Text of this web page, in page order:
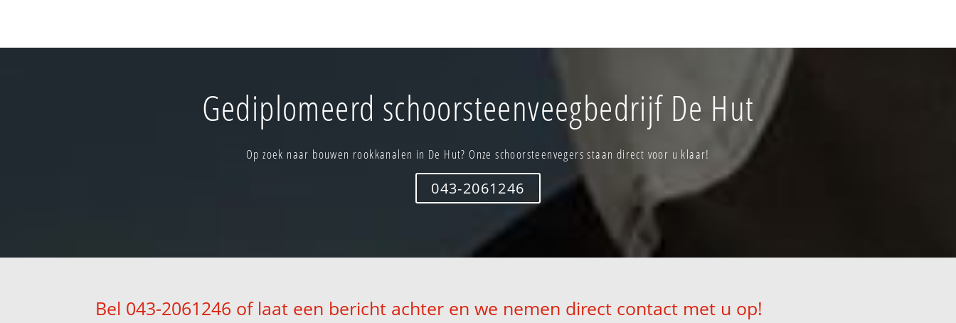
Gediplomeerd schoorsteenveegbedrijf De Hut
Op zoek naar bouwen rookkanalen in De Hut? Onze schoorsteenvegers staan direct voor u klaar!
043-2061246
Bel 043-2061246 of laat een bericht achter en we nemen direct contact met u op!